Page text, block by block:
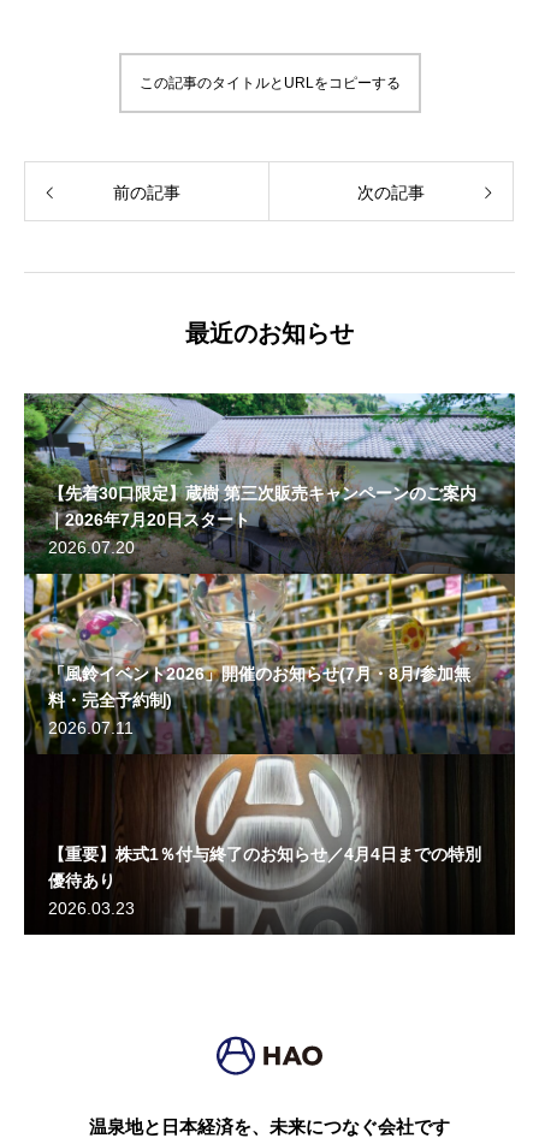
この記事のタイトルとURLをコピーする
前の記事 次の記事
最近のお知らせ
【先着30口限定】蔵樹 第三次販売キャンペーンのご案内
｜2026年7月20日スタート
2026.07.20
「風鈴イベント2026」開催のお知らせ(7月・8月/参加無
料・完全予約制)
2026.07.11
【重要】株式1％付与終了のお知らせ／4月4日までの特別
優待あり
2026.03.23
温泉地と日本経済を、未来につなぐ会社です